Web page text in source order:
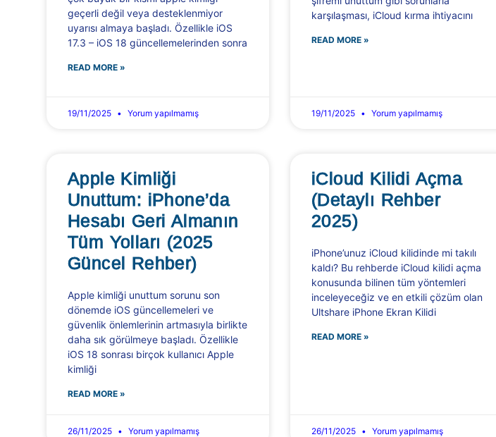
geçerli değil veya desteklenmiyor
uyarısı almaya başladı. Özellikle iOS
17.3 – iOS 18 güncellemelerinden sonra
READ MORE »
19/11/2025 Yorum yapılmamış
karşılaşması, iCloud kırma ihtiyacını
READ MORE »
19/11/2025 Yorum yapılmamış
Apple Kimliği
Unuttum: iPhone’da
Hesabı Geri Almanın
Tüm Yolları (2025
Güncel Rehber)
Apple kimliği unuttum sorunu son
dönemde iOS güncellemeleri ve
güvenlik önlemlerinin artmasıyla birlikte
daha sık görülmeye başladı. Özellikle
iOS 18 sonrası birçok kullanıcı Apple
kimliği
READ MORE »
26/11/2025 Yorum yapılmamış
iCloud Kilidi Açma
(Detaylı Rehber
2025)
iPhone’unuz iCloud kilidinde mi takılı
kaldı? Bu rehberde iCloud kilidi açma
konusunda bilinen tüm yöntemleri
inceleyeceğiz ve en etkili çözüm olan
Ultshare iPhone Ekran Kilidi
READ MORE »
26/11/2025 Yorum yapılmamış